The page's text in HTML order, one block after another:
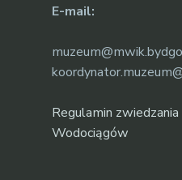
E-mail:
Regulamin
Wodociągów